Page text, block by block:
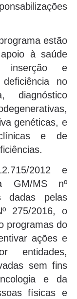
estão
à saúde
inserção e
no
diagnóstico
genéticas, e
e de
2012 e
GM/MS nº
dadas pelas
275/2016, o
programas do
ações e
entidades,
sem fins
e da
físicas e